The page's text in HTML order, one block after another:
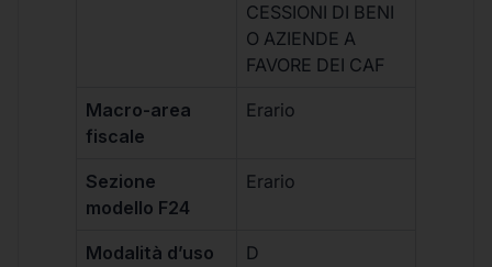
CESSIONI DI BENI
O AZIENDE A
FAVORE DEI CAF
Macro-area
fiscale
Erario
Sezione
modello F24
Erario
Modalità d’uso
D